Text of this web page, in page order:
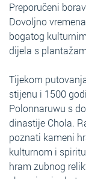
Preporučeni
Dovoljno
bogatog
dijela s
Tijekom
stijenu i 1500
Polonnaruwu s
dinastije Chola.
poznati kameni
kulturnom i
hram zubnog